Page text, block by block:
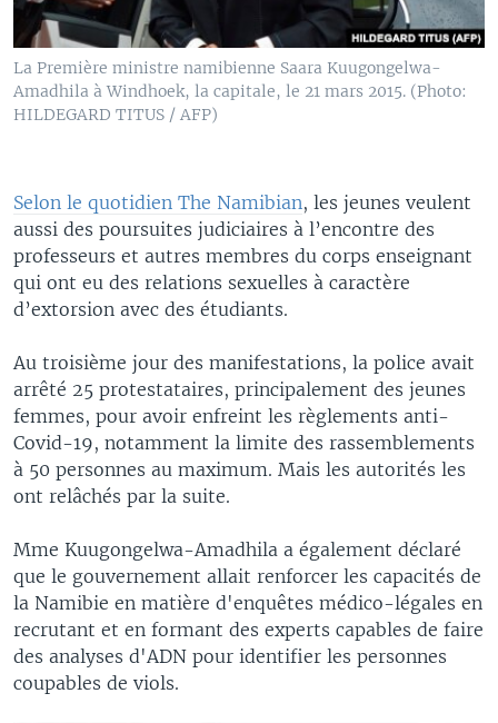
La Première ministre namibienne Saara Kuugongelwa-
Amadhila à Windhoek, la capitale, le 21 mars 2015. (Photo:
HILDEGARD TITUS / AFP)
Selon le quotidien The Namibian, les jeunes veulent
aussi des poursuites judiciaires à l’encontre des
professeurs et autres membres du corps enseignant
qui ont eu des relations sexuelles à caractère
d’extorsion avec des étudiants.
Au troisième jour des manifestations, la police avait
arrêté 25 protestataires, principalement des jeunes
femmes, pour avoir enfreint les règlements anti-
Covid-19, notamment la limite des rassemblements
à 50 personnes au maximum. Mais les autorités les
ont relâchés par la suite.
Mme Kuugongelwa-Amadhila a également déclaré
que le gouvernement allait renforcer les capacités de
la Namibie en matière d'enquêtes médico-légales en
recrutant et en formant des experts capables de faire
des analyses d'ADN pour identifier les personnes
coupables de viols.